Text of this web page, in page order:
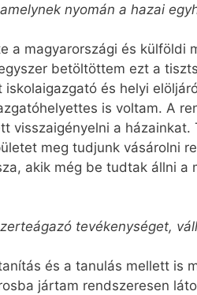
nyomán a hazai
a magyarországi és külföldi
betöltöttem ezt a
és helyi
is voltam. A
a
meg tudjunk vásárolni
akik még be tudtak állni a
tevékenységet,
és a tanulás mellett is
jártam rendszeresen